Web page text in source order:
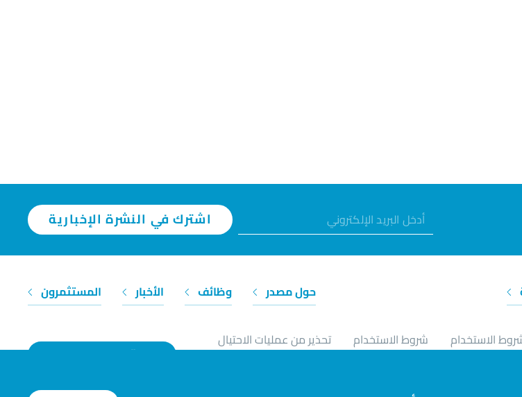
اشترك في النشرة الإخبارية
حول مصدر وظائف الأخبار المستثمرون
الاستخدام شروط الاستخدام
تحذير من عمليات الاحتيال
تواصل معنا